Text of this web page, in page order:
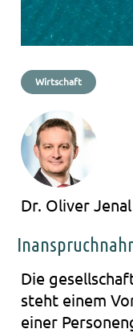
Wirtschaft
Dr. Oliver Jenal
Die
steht einem
einer